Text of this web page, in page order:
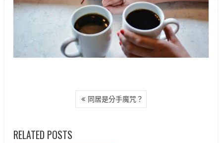
覽
同居是分手魔咒？
RELATED POSTS